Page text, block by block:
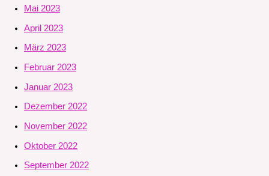
Mai 2023
April 2023
März 2023
Februar 2023
Januar 2023
Dezember 2022
November 2022
Oktober 2022
September 2022